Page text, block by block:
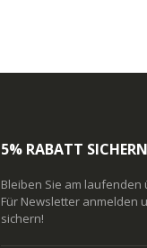
5% RABATT
Bleiben Sie am
Für Newsletter anmelden
sichern!